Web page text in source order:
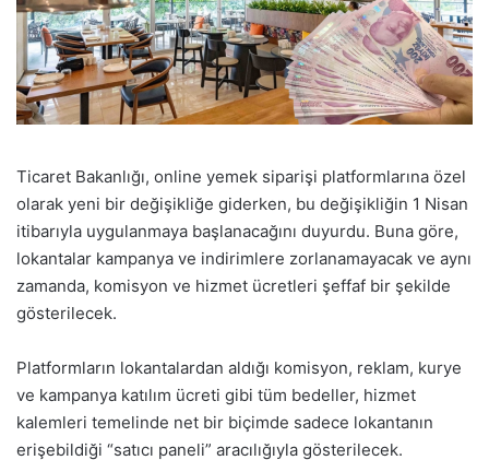
Ticaret Bakanlığı, online yemek siparişi platformlarına özel
olarak yeni bir değişikliğe giderken, bu değişikliğin 1 Nisan
itibarıyla uygulanmaya başlanacağını duyurdu. Buna göre,
lokantalar kampanya ve indirimlere zorlanamayacak ve aynı
zamanda, komisyon ve hizmet ücretleri şeffaf bir şekilde
gösterilecek.
Platformların lokantalardan aldığı komisyon, reklam, kurye
ve kampanya katılım ücreti gibi tüm bedeller, hizmet
kalemleri temelinde net bir biçimde sadece lokantanın
erişebildiği “satıcı paneli” aracılığıyla gösterilecek.